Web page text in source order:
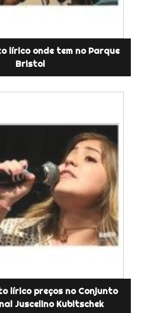
lírico onde tem no Parque
Bristol
lírico preços no Conjunto
Juscelino Kubitschek